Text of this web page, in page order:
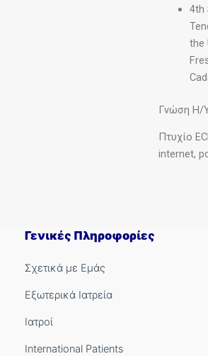
4th
the
Γνώση Η/
Πτυχίο
internet,
Γενικές Πληροφορίες
Σχετικά με Εμάς
Εξωτερικά Ιατρεία
Ιατροί
International Patients